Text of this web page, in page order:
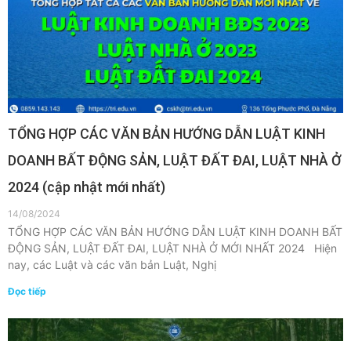
TỔNG HỢP CÁC VĂN BẢN HƯỚNG DẪN LUẬT KINH
DOANH BẤT ĐỘNG SẢN, LUẬT ĐẤT ĐAI, LUẬT NHÀ Ở
2024 (cập nhật mới nhất)
14/08/2024
TỔNG HỢP CÁC VĂN BẢN HƯỚNG DẪN LUẬT KINH DOANH BẤT
ĐỘNG SẢN, LUẬT ĐẤT ĐAI, LUẬT NHÀ Ở MỚI NHẤT 2024 Hiện
nay, các Luật và các văn bản Luật, Nghị
Đọc tiếp